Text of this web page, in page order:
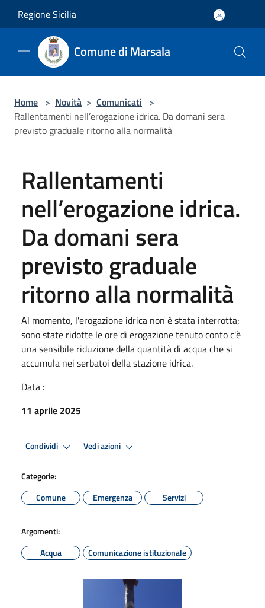
Regione Sicilia
Comune di Marsala
Home > Novità > Comunicati >
Rallentamenti nell’erogazione idrica. Da domani sera
previsto graduale ritorno alla normalità
Rallentamenti
nell’erogazione idrica.
Da domani sera
previsto graduale
ritorno alla normalità
Al momento, l'erogazione idrica non è stata interrotta;
sono state ridotte le ore di erogazione tenuto conto c'è
una sensibile riduzione della quantità di acqua che si
accumula nei serbatoi della stazione idrica.
Data :
11 aprile 2025
Condividi Vedi azioni
Categorie:
Comune
Emergenza Servizi
Argomenti:
Acqua
Comunicazione istituzionale